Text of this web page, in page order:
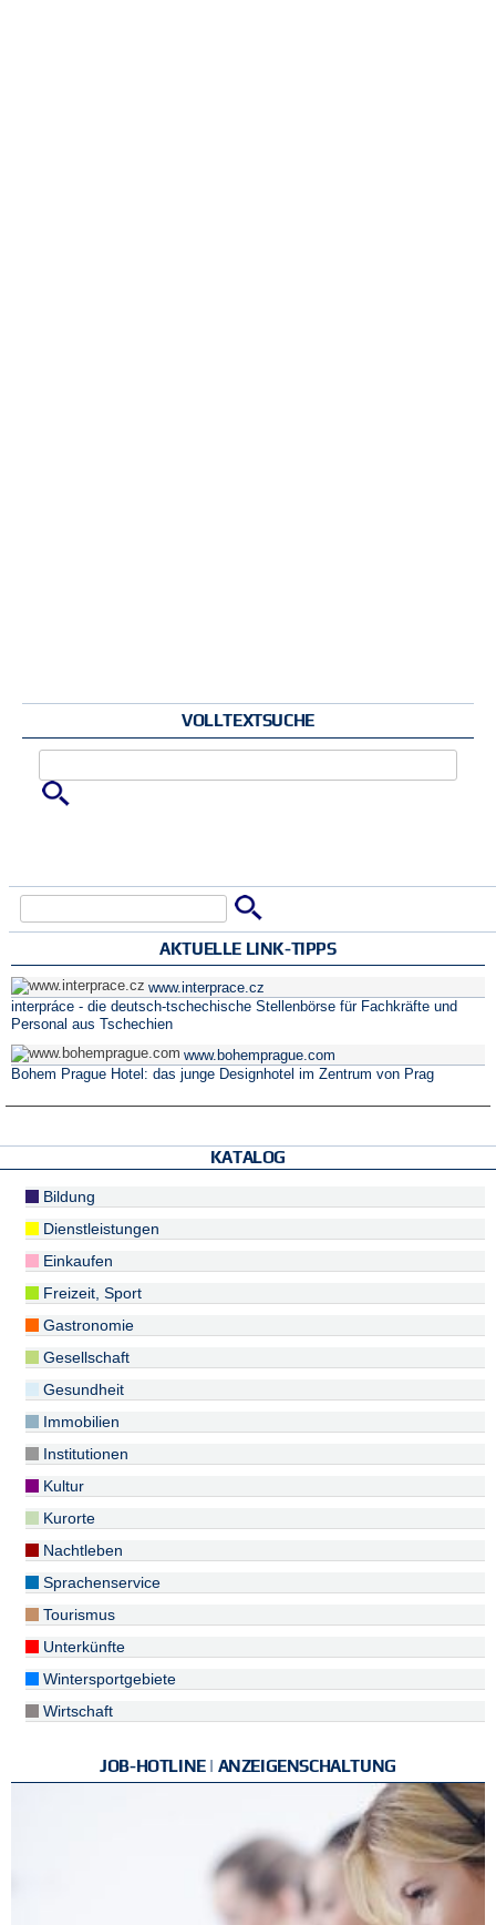
VOLLTEXTSUCHE
Suchformular
AKTUELLE LINK-TIPPS
www.interprace.cz
interpráce - die deutsch-tschechische Stellenbörse für Fachkräfte und
Personal aus Tschechien
www.bohemprague.com
Bohem Prague Hotel: das junge Designhotel im Zentrum von Prag
KATALOG
Bildung
Dienstleistungen
Einkaufen
Freizeit, Sport
Gastronomie
Gesellschaft
Gesundheit
Immobilien
Institutionen
Kultur
Kurorte
Nachtleben
Sprachenservice
Tourismus
Unterkünfte
Wintersportgebiete
Wirtschaft
JOB-HOTLINE | ANZEIGENSCHALTUNG